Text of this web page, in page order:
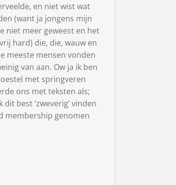
en niet wist wat
(want ja jongens mijn
niet meer geweest en het
hard) die, die, wauw en
meeste mensen vonden
van aan. Ow ja ik ben
met springveren
ons met teksten als;
best ‘zweverig’ vinden
membership genomen